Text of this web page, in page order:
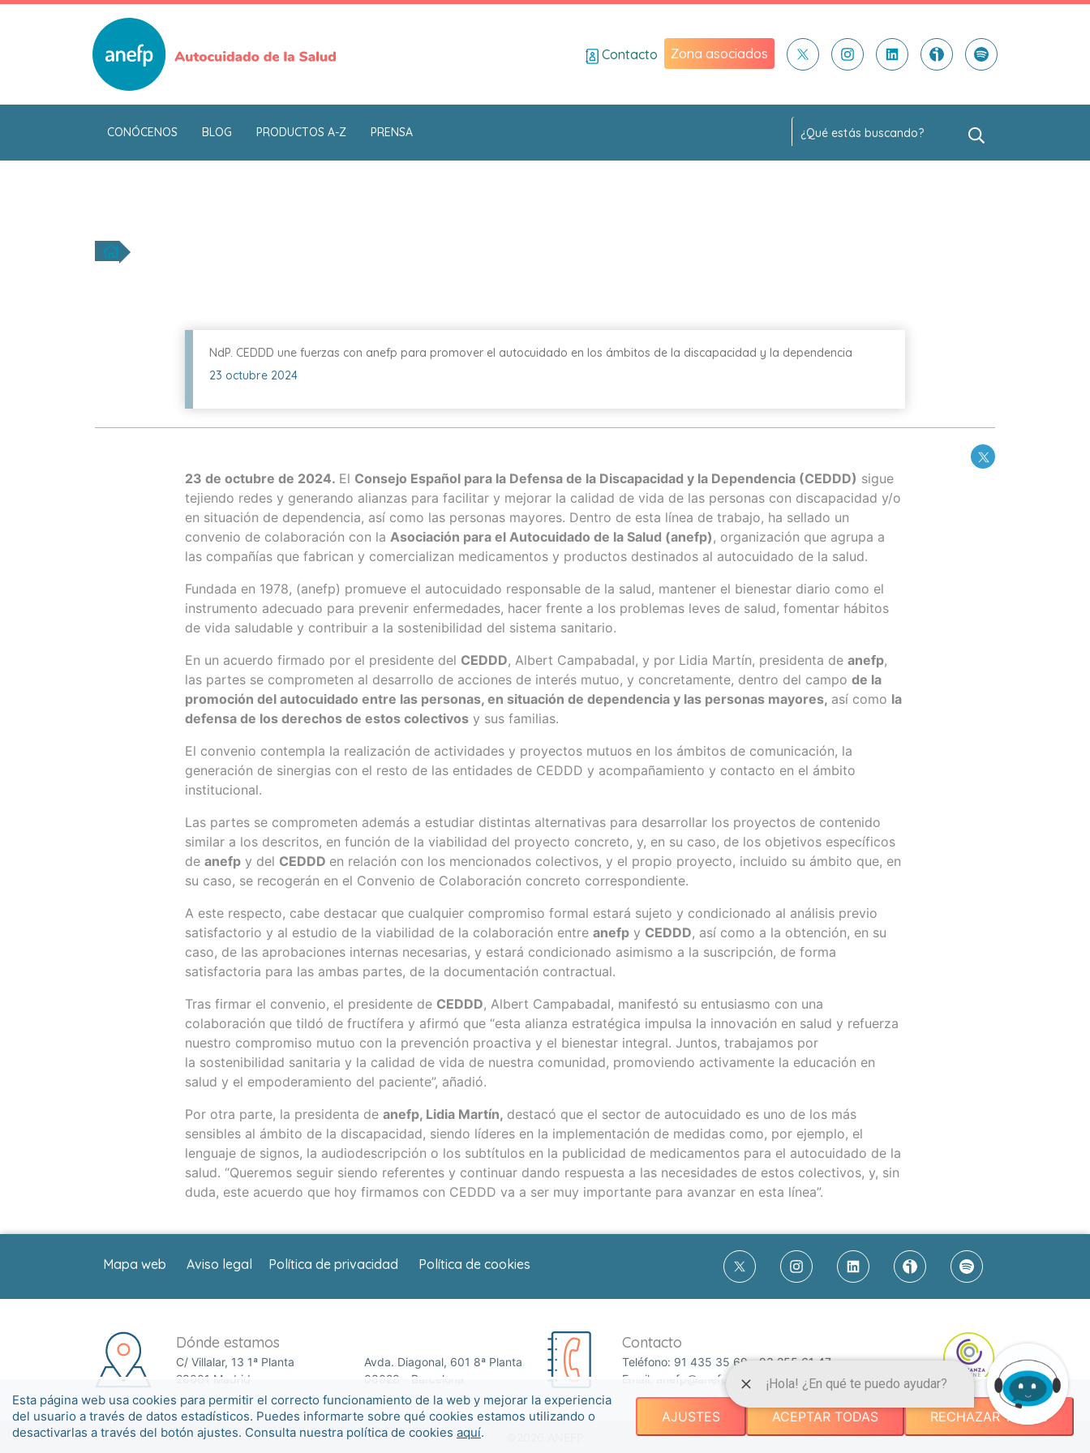
Contacto Zona asociados
CONÓCENOS BLOG PRODUCTOS A-Z PRENSA
NdP. CEDDD une fuerzas con anefp para promover el autocuidado en los ámbitos de la discapacidad y la dependencia
23 octubre 2024
23 de octubre de 2024. El Consejo Español para la Defensa de la Discapacidad y la Dependencia (CEDDD) sigue
tejiendo redes y generando alianzas para facilitar y mejorar la calidad de vida de las personas con discapacidad y/o
en situación de dependencia, así como las personas mayores. Dentro de esta línea de trabajo, ha sellado un
convenio de colaboración con la Asociación para el Autocuidado de la Salud (anefp), organización que agrupa a
las compañías que fabrican y comercializan medicamentos y productos destinados al autocuidado de la salud.
Fundada en 1978, (anefp) promueve el autocuidado responsable de la salud, mantener el bienestar diario como el
instrumento adecuado para prevenir enfermedades, hacer frente a los problemas leves de salud, fomentar hábitos
de vida saludable y contribuir a la sostenibilidad del sistema sanitario.
En un acuerdo firmado por el presidente del CEDDD, Albert Campabadal, y por Lidia Martín, presidenta de anefp,
las partes se comprometen al desarrollo de acciones de interés mutuo, y concretamente, dentro del campo de la
promoción del autocuidado entre las personas, en situación de dependencia y las personas mayores, así como la
defensa de los derechos de estos colectivos y sus familias.
El convenio contempla la realización de actividades y proyectos mutuos en los ámbitos de comunicación, la
generación de sinergias con el resto de las entidades de CEDDD y acompañamiento y contacto en el ámbito
institucional.
Las partes se comprometen además a estudiar distintas alternativas para desarrollar los proyectos de contenido
similar a los descritos, en función de la viabilidad del proyecto concreto, y, en su caso, de los objetivos específicos
de anefp y del CEDDD en relación con los mencionados colectivos, y el propio proyecto, incluido su ámbito que, en
su caso, se recogerán en el Convenio de Colaboración concreto correspondiente.
A este respecto, cabe destacar que cualquier compromiso formal estará sujeto y condicionado al análisis previo
satisfactorio y al estudio de la viabilidad de la colaboración entre anefp y CEDDD, así como a la obtención, en su
caso, de las aprobaciones internas necesarias, y estará condicionado asimismo a la suscripción, de forma
satisfactoria para las ambas partes, de la documentación contractual.
Tras firmar el convenio, el presidente de CEDDD, Albert Campabadal, manifestó su entusiasmo con una
colaboración que tildó de fructífera y afirmó que “esta alianza estratégica impulsa la innovación en salud y refuerza
nuestro compromiso mutuo con la prevención proactiva y el bienestar integral. Juntos, trabajamos por
la sostenibilidad sanitaria y la calidad de vida de nuestra comunidad, promoviendo activamente la educación en
salud y el empoderamiento del paciente”, añadió.
Por otra parte, la presidenta de anefp, Lidia Martín, destacó que el sector de autocuidado es uno de los más
sensibles al ámbito de la discapacidad, siendo líderes en la implementación de medidas como, por ejemplo, el
lenguaje de signos, la audiodescripción o los subtítulos en la publicidad de medicamentos para el autocuidado de la
salud. “Queremos seguir siendo referentes y continuar dando respuesta a las necesidades de estos colectivos, y, sin
duda, este acuerdo que hoy firmamos con CEDDD va a ser muy importante para avanzar en esta línea”.
Mapa web Aviso legal Política de privacidad Política de cookies
Dónde estamos
C/ Villalar, 13 1ª Planta
28001 Madrid
Avda. Diagonal, 601 8ª Planta
08028 - Barcelona
Contacto
Teléfono: 91 435 35 69
93 255 61 47
Email: anefp@anefp.org
Esta página web usa cookies para permitir el correcto funcionamiento de la web y mejorar la experiencia
del usuario a través de datos estadísticos. Puedes informarte sobre qué cookies estamos utilizando o
desactivarlas a través del botón ajustes. Consulta nuestra política de cookies aquí.
AJUSTES ACEPTAR TODAS RECHAZAR TODAS